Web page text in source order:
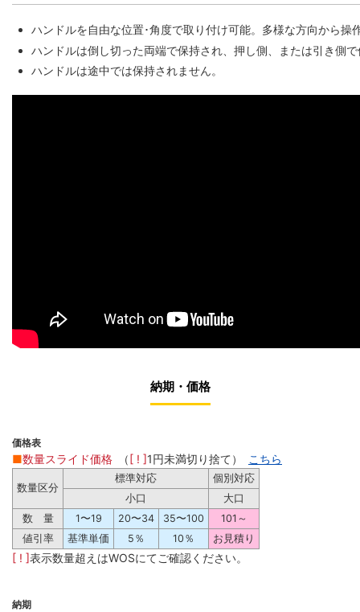
ハンドルを自由な位置･角度で取り付け可能。多様な方向から操
ハンドルは倒し切った両端で保持され、押し側、または引き側
ハンドルは途中では保持されません。
納期・価格
価格表
■数量スライド価格 （[ ! ]1円未満切り捨て） こちら
数量区分
標準対応
個別対応
小口
大口
数 量
1〜19 20〜34 35〜100
101～
値引率
基準単価 5％ 10％ お見積り
[ ! ]表示数量超えはWOSにてご確認ください。
納期